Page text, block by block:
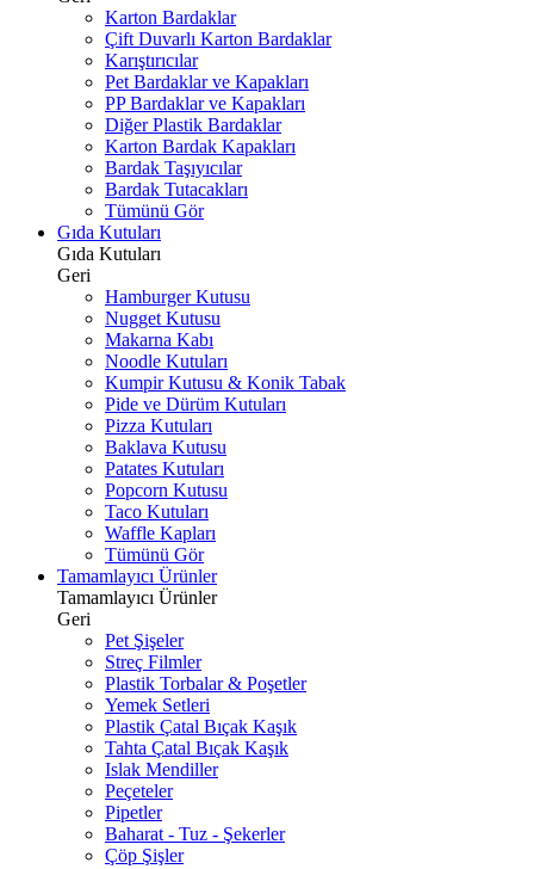
Karton Bardaklar
Çift Duvarlı Karton Bardaklar
Karıştırıcılar
Pet Bardaklar ve Kapakları
PP Bardaklar ve Kapakları
Diğer Plastik Bardaklar
Karton Bardak Kapakları
Bardak Taşıyıcılar
Bardak Tutacakları
Tümünü Gör
Gıda Kutuları
Gıda Kutuları
Geri
Hamburger Kutusu
Nugget Kutusu
Makarna Kabı
Noodle Kutuları
Kumpir Kutusu & Konik Tabak
Pide ve Dürüm Kutuları
Pizza Kutuları
Baklava Kutusu
Patates Kutuları
Popcorn Kutusu
Taco Kutuları
Waffle Kapları
Tümünü Gör
Tamamlayıcı Ürünler
Tamamlayıcı Ürünler
Geri
Pet Şişeler
Streç Filmler
Plastik Torbalar & Poşetler
Yemek Setleri
Plastik Çatal Bıçak Kaşık
Tahta Çatal Bıçak Kaşık
Islak Mendiller
Peçeteler
Pipetler
Baharat - Tuz - Şekerler
Çöp Şişler